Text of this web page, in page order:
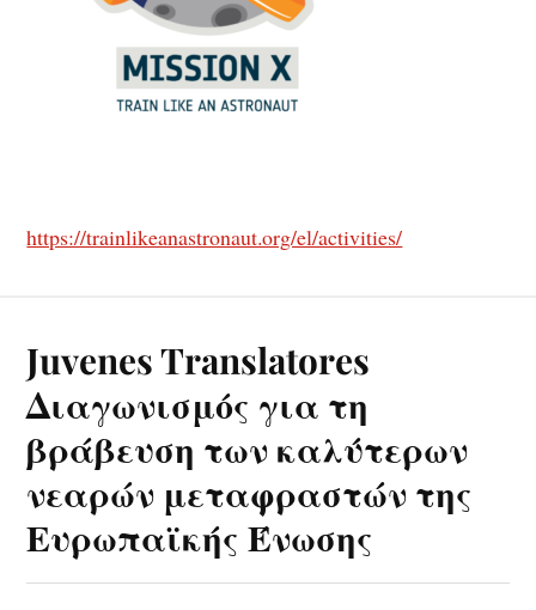
https://trainlikeanastronaut.org/el/activities/
Juvenes Translatores
Διαγωνισμός για τη
βράβευση των καλύτερων
νεαρών μεταφραστών της
Ευρωπαϊκής Ένωσης